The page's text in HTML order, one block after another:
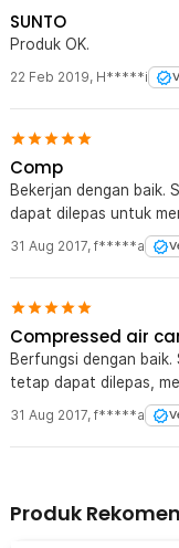
SUNTO
Produk OK.
22 Feb 2019, H*****i
Comp
Bekerjan dengan baik.
dapat dilepas untuk
31 Aug 2017, f*****a
Compressed air
Berfungsi dengan
tetap dapat dilepas,
31 Aug 2017, f*****a
Produk